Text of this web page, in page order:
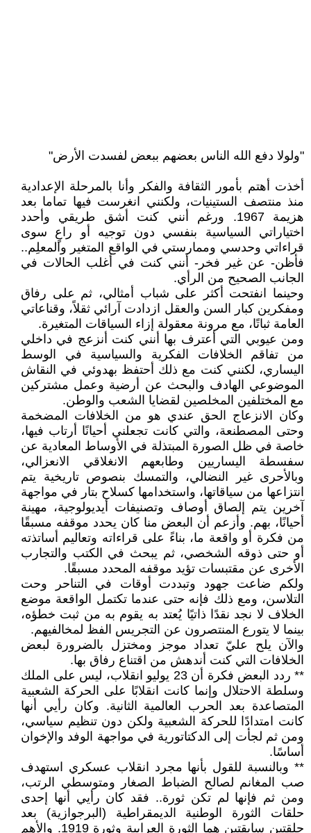
"ولولا دفع الله الناس بعضهم ببعض لفسدت الأرض"
أخذت أهتم بأمور الثقافة والفكر وأنا بالمرحلة الإعدادية
منذ منتصف الستينيات، ولكنني انغرست فيها تماما بعد
هزيمة 1967. ورغم أنني كنت أشق طريقي وأحدد
اختياراتي السياسية بنفسي دون توجيه أو راعٍ سوى
قراءاتي وحدسي وممارستي في الواقع المتغير والمعلِم..
فأظن- عن غير فخر- أنني كنت في أغلب الحالات في
الجانب الصحيح من الرأي.
وحينما انفتحت أكثر على شباب أمثالي، ثم على رفاق
ومفكرين كبار السن والعقل ازدادت آرائي ثقلاً، وقناعاتي
العامة ثباتًا، مع مرونة معقولة إزاء السياقات المتغيرة.
ومن عيوبي التي أعترف بها أنني كنت أنزعج في داخلي
من تفاقم الخلافات الفكرية والسياسية في الوسط
اليساري، لكنني كنت مع ذلك أحتفظ بهدوئي في النقاش
الموضوعي الهادف والبحث عن أرضية وعمل مشتركين
مع المختلفين المخلصين لقضايا الشعب والوطن.
وكان الانزعاج الحق عندي هو من الخلافات المضخمة
وحتى المصطنعة، والتي كانت تجعلني أحيانًا أرتاب فيها،
خاصة في ظل الصورة المبتذلة في الأوساط المعادية عن
سفسطة اليساريين وطابعهم الانغلاقي الانعزالي،
وبالأحرى غير النضالي، والتمسك بنصوص تاريخية يتم
انتزاعها من سياقاتها، واستخدامها كسلاح بتار في مواجهة
آخرين يتم إلصاق أوصاف وتصنيفات أيديولوجية، مهينة
أحيانًا، بهم. وأزعم أن البعض منا كان يحدد موقفه مسبقًا
من فكرة أو واقعة ما، بناءً على قراءاته وتعاليم أساتذته
أو حتى ذوقه الشخصي، ثم يبحث في الكتب والتجارب
الأخرى عن مقتبسات تؤيد موقفه المحدد مسبقًا.
ولكم ضاعت جهود وتبددت أوقات في التناحر وحت
التلاسن، ومع ذلك فإنه حتى عندما تكتمل الواقعة موضع
الخلاف لا نجد نقدًا ذاتيًا يُعتد به يقوم به من ثبت خطؤه،
بينما لا يتورع المنتصرون عن التجريس الفظ لمخالفيهم.
والآن يلح عليّ تعداد موجز ومختزل بالضرورة لبعض
الخلافات التي كنت أندهش من اقتناع رفاق بها.
** ردد البعض فكرة أن 23 يوليو انقلاب، ليس على الملك
وسلطة الاحتلال وإنما كانت انقلابًا على الحركة الشعبية
المتصاعدة بعد الحرب العالمية الثانية. وكان رأيي أنها
كانت امتدادًا للحركة الشعبية ولكن دون تنظيم سياسي،
ومن ثم لجأت إلى الدكتاتورية في مواجهة الوفد والإخوان
أساسًا.
** وبالنسبة للقول بأنها مجرد انقلاب عسكري استهدف
صب المغانم لصالح الضباط الصغار ومتوسطي الرتب،
ومن ثم فإنها لم تكن ثورة.. فقد كان رأيي أنها إحدى
حلقات الثورة الوطنية الديمقراطية (البرجوازية) بعد
حلقتين سابقتين هما الثورة العرابية وثورة 1919. والأهم